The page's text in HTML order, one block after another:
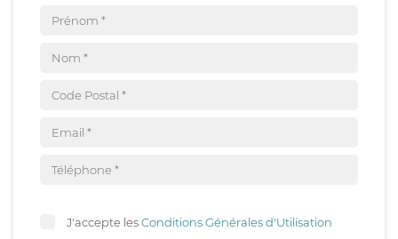
J'accepte lesConditions Générales d'Utilisation